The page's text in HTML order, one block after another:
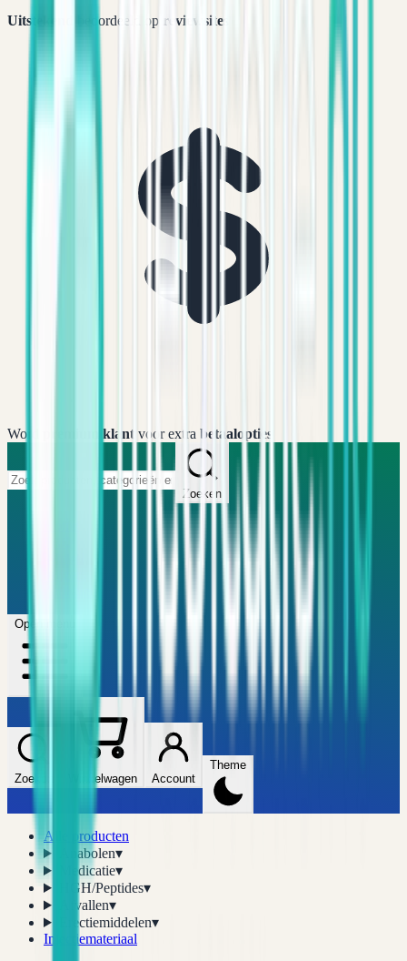
Uitstekend beoordeeld op reviewsites
Word premium klant voor extra betaalopties
Zoeken
Open menu
Zoeken Winkelwagen Account
Theme
Alle producten
Anabolen▾
Medicatie▾
HGH/Peptides▾
Afvallen▾
Erectiemiddelen▾
Injectiemateriaal